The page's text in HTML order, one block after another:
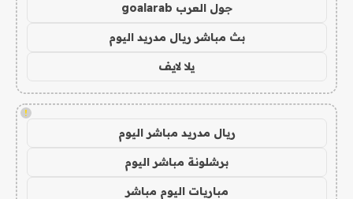
جول العرب goalarab
بث مباشر ريال مدريد اليوم
يلا لايف
!
ريال مدريد مباشر اليوم
برشلونة مباشر اليوم
مباريات اليوم مباشر